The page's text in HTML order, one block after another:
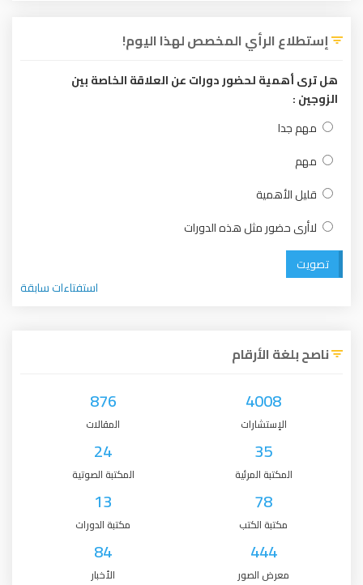
إستطلاع الرأي المخصص لهذا اليوم!
هل ترى أهمية لحضور دورات عن العلاقة الخاصة بين
الزوجين :
مهم جدا
مهم
قليل الأهمية
لاأرى حضور مثل هذه الدورات
تصويت
استفتاءات سابقة
ناصح بلغة الأرقام
4008
الإستشارات
876
المقالات
35
المكتبة المرئية
24
المكتبة الصوتية
78
مكتبة الكتب
13
مكتبة الدورات
444
معرض الصور
84
الأخبار